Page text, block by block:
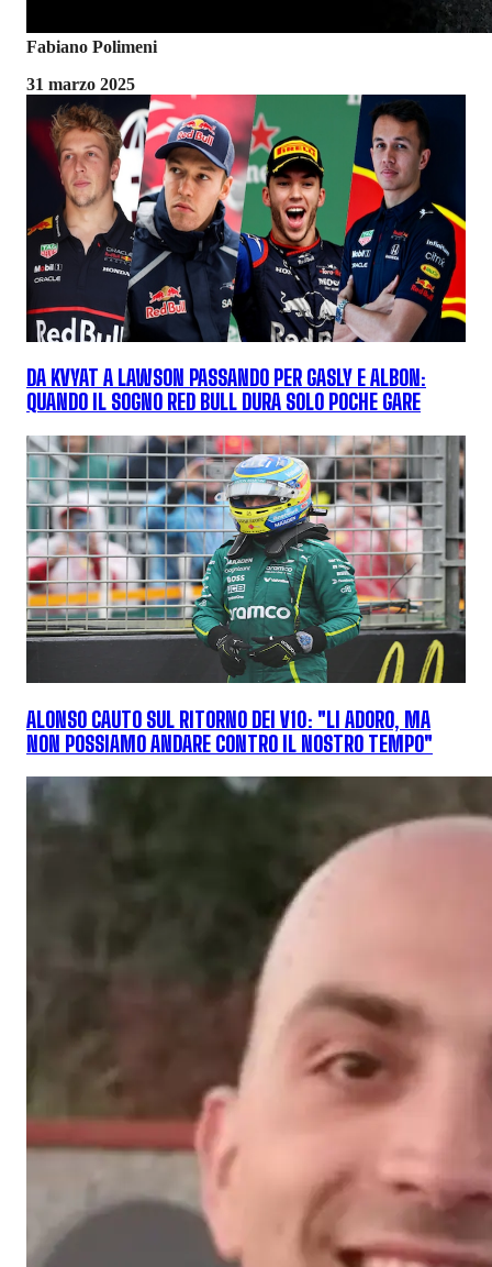
Fabiano Polimeni
31 marzo 2025
DA KVYAT A LAWSON PASSANDO PER GASLY E ALBON:
QUANDO IL SOGNO RED BULL DURA SOLO POCHE GARE
ALONSO CAUTO SUL RITORNO DEI V10: "LI ADORO, MA
NON POSSIAMO ANDARE CONTRO IL NOSTRO TEMPO"